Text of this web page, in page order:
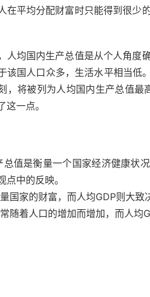
在平均分配财富时只能得到很少
人均国内生产总值是从个人角度
该国人口众多，生活水平相当低
，将被列为人均国内生产总值
这一点。
总值是衡量一个国家经济健康状
点中的反映。
国家的财富，而人均GDP则大致
随着人口的增加而增加，而人均